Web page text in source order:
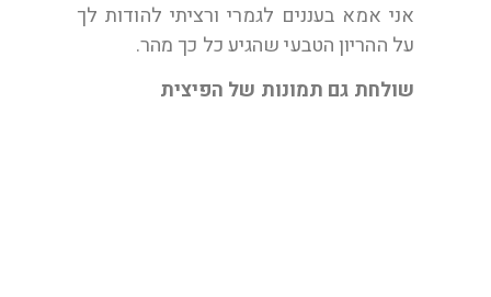
אני אמא בעננים לגמרי ורציתי להודות לך
על ההריון הטבעי שהגיע כל כך מהר.
שולחת גם תמונות של הפיצית